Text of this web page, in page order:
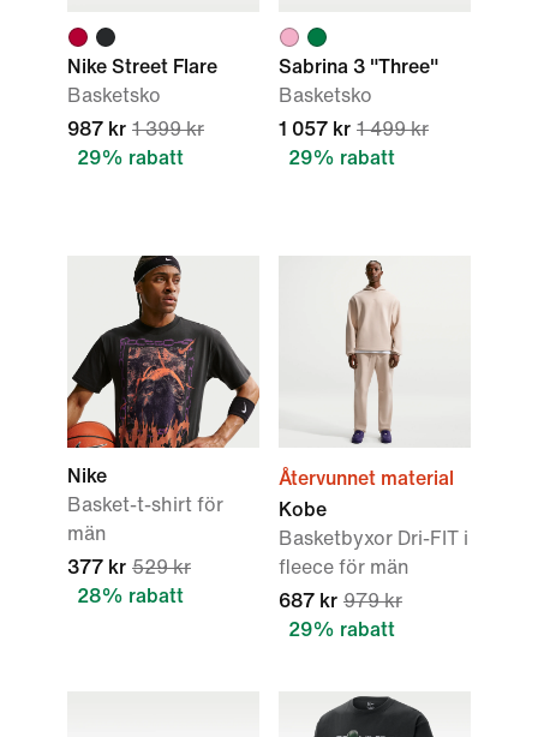
Nike Street Flare
Basketsko
987 kr 1 399 kr
29% rabatt
Sabrina 3 "Three"
Basketsko
1 057 kr 1 499 kr
29% rabatt
Nike
Basket-t-shirt för
män
377 kr 529 kr
28% rabatt
Återvunnet material
Kobe
Basketbyxor Dri-FIT i
fleece för män
687 kr 979 kr
29% rabatt